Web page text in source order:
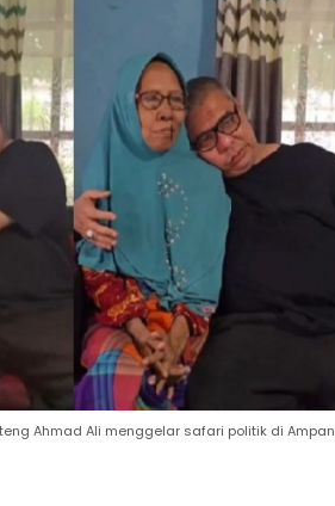
Ahmad Ali menggelar safari politik di